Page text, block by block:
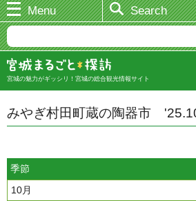
Menu Search
宮城の魅力がギッシリ！宮城の総合観光情報サイト
みやぎ村田町蔵の陶器市
季節
10月